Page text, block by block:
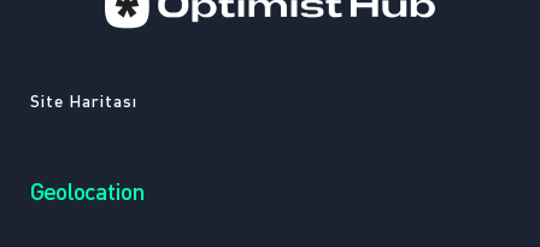
Site Haritası
Geolocation